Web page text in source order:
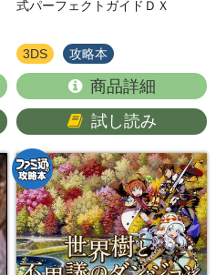
式パーフェクトガイドＤＸ
3DS 攻略本
商品詳細
試し読み